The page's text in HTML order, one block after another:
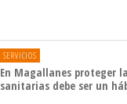
SERVICIOS
En Magallanes proteger
sanitarias debe ser un